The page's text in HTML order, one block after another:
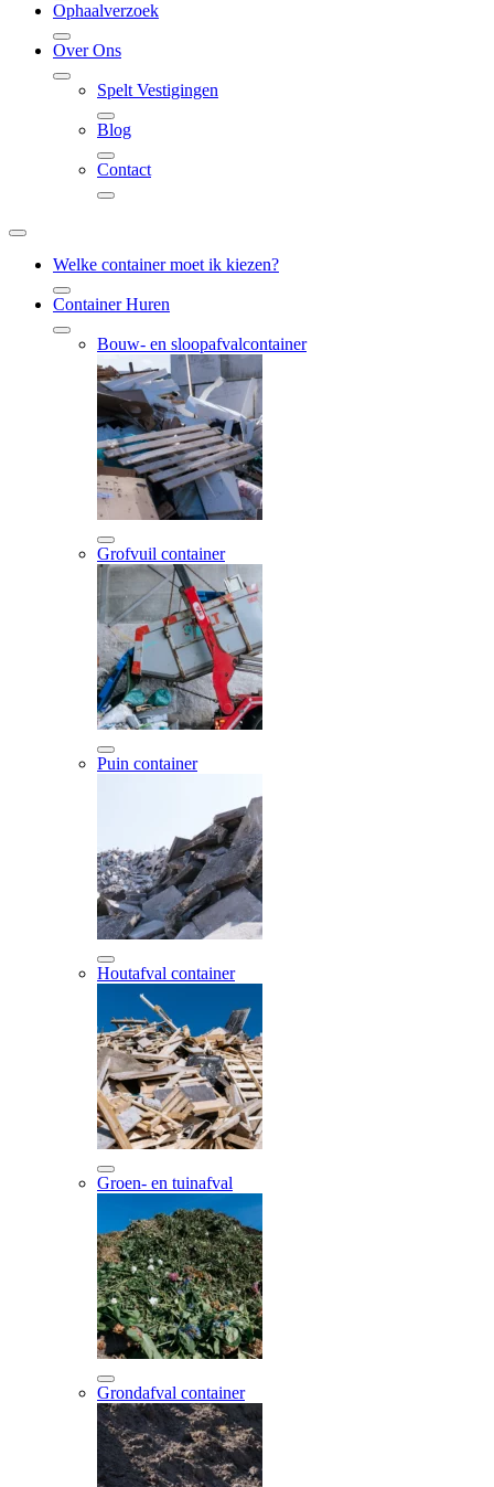
Ophaalverzoek
Over Ons
Spelt Vestigingen
Blog
Contact
Welke container moet ik kiezen?
Container Huren
Bouw- en sloopafvalcontainer
Grofvuil container
Puin container
Houtafval container
Groen- en tuinafval
Grondafval container